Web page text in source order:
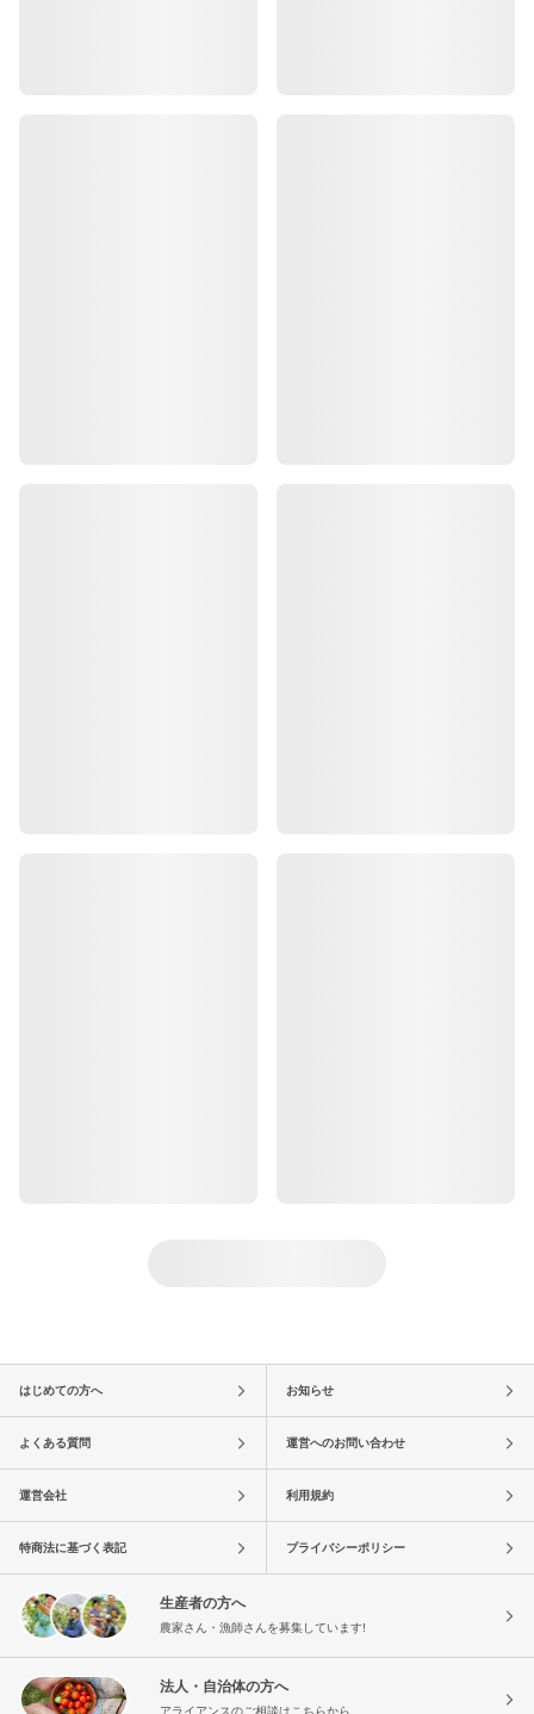
はじめての方へ お知らせ
よくある質問 運営へのお問い合わせ
運営会社 利用規約
特商法に基づく表記 プライバシーポリシー
生産者の方へ
農家さん・漁師さんを募集しています!
法人・自治体の方へ
アライアンスのご相談はこちらから